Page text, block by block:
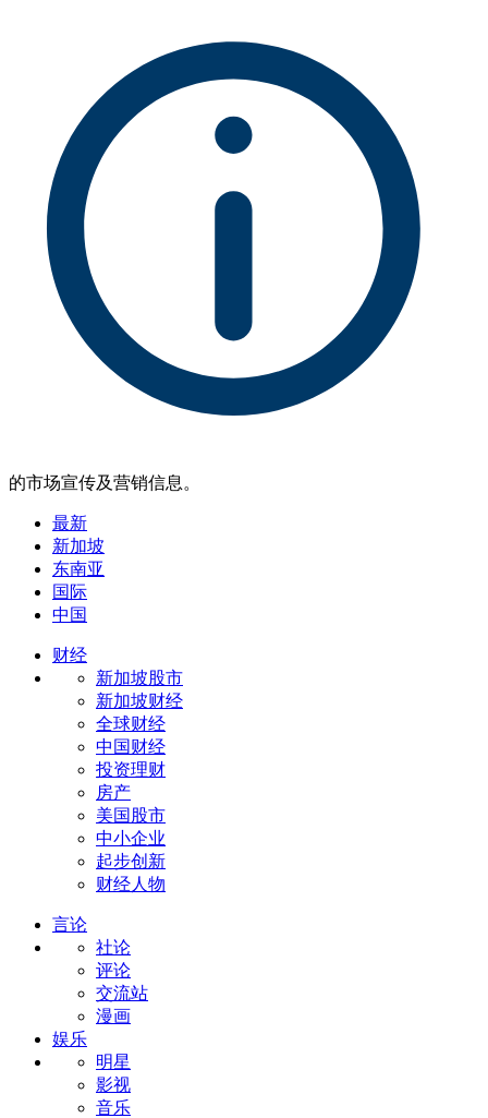
的市场宣传及营销信息。
最新
新加坡
东南亚
国际
中国
财经
新加坡股市
新加坡财经
全球财经
中国财经
投资理财
房产
美国股市
中小企业
起步创新
财经人物
言论
社论
评论
交流站
漫画
娱乐
明星
影视
音乐